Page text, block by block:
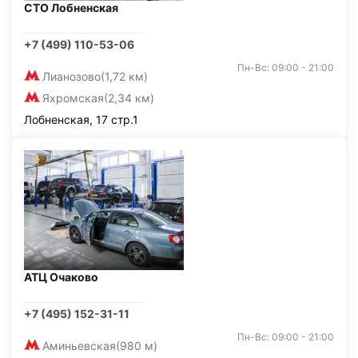
СТО Лобненская
+7 (499) 110-53-06
Лианозово(1,72 км)
Яхромская(2,34 км)
Пн-Вс: 09:00 - 21:00
Лобненская, 17 стр.1
АТЦ Очаково
+7 (495) 152-31-11
Аминьевская(980 м)
Пн-Вс: 09:00 - 21:00